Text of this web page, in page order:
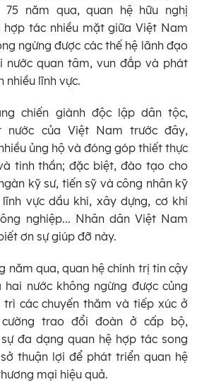
75 năm qua, quan hệ hữu nghị
tác nhiều mặt giữa Việt Nam
ngừng được các thế hệ lãnh đạo
nước quan tâm, vun đắp và phát
nhiều lĩnh vực.
chiến giành độc lập dân tộc,
nước của Việt Nam trước đây,
ủng hộ và đóng góp thiết thực
tinh thần; đặc biệt, đào tạo cho
kỹ sư, tiến sỹ và công nhân kỹ
vực dầu khí, xây dựng, cơ khí
nghiệp... Nhân dân Việt Nam
ơn sự giúp đỡ này.
năm qua, quan hệ chính trị tin cậy
nước không ngừng được củng
trì các chuyến thăm và tiếp xúc ở
trao đổi đoàn ở cấp bộ,
đa dạng quan hệ hợp tác song
thuận lợi để phát triển quan hệ
mại hiệu quả.